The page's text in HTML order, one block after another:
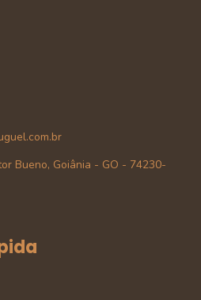
Bueno, Goiânia - GO - 74230-